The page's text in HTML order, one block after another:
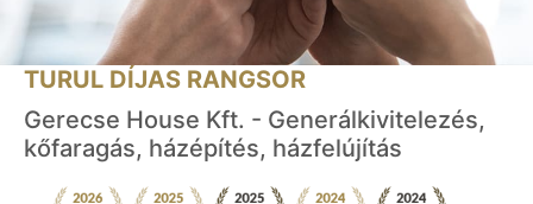
TURUL DÍJAS RANGSOR
Gerecse House Kft. - Generálkivitelezés,
kőfaragás, házépítés, házfelújítás